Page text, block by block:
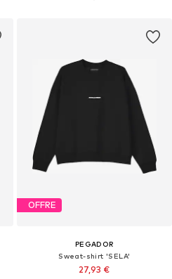
OFFRE
PEGADOR
Sweat-shirt 'SELA'
27,93 €